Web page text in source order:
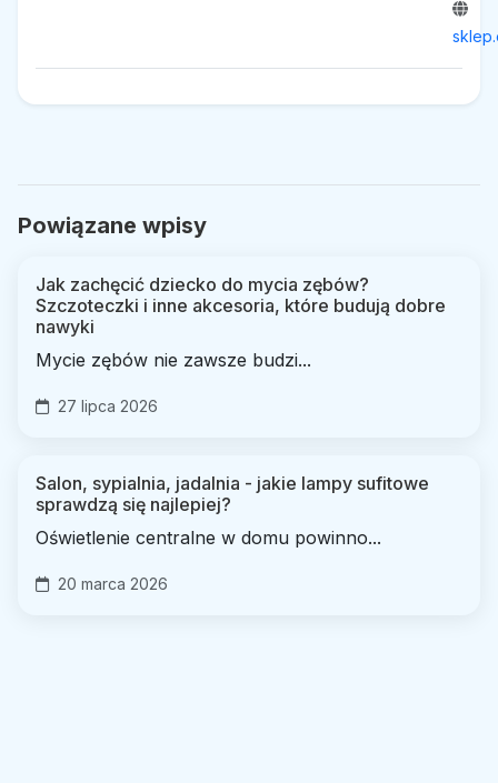
Powiązane wpisy
Jak zachęcić dziecko do mycia zębów?
Szczoteczki i inne akcesoria, które budują dobre
nawyki
Mycie zębów nie zawsze budzi...
27 lipca 2026
Salon, sypialnia, jadalnia - jakie lampy sufitowe
sprawdzą się najlepiej?
Oświetlenie centralne w domu powinno...
20 marca 2026